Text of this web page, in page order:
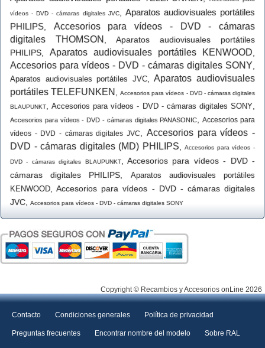
vídeos - DVD - cámaras digitales JVC, Aparatos audiovisuales portátiles
PHILIPS
Accesorios para vídeos - DVD - cámaras
digitales THOMSON
Aparatos audiovisuales portátiles
PHILIPS
Aparatos audiovisuales portátiles KENWOOD
Accesorios para vídeos - DVD - cámaras digitales SONY
Aparatos audiovisuales portátiles JVC,Aparatos audiovisuales
portátiles TELEFUNKEN
,Accesorios para vídeos - DVD - cámaras digitales
BLAUPUNKT ,Accesorios para vídeos - DVD - cámaras digitales SONY
Accesorios para vídeos - DVD - cámaras digitales PANASONIC ,Accesorios para
vídeos - DVD - cámaras digitales JVC
Accesorios para vídeos -
DVD - cámaras digitales (MD) PHILIPS ,Accesorios para vídeos -
DVD - cámaras digitales BLAUPUNKT,Accesorios para vídeos - DVD -
cámaras digitales PHILIPS
Aparatos audiovisuales portátiles
KENWOOD ,Accesorios para vídeos - DVD - cámaras digitales
JVC
Accesorios para vídeos - DVD - cámaras digitales SONY
Copyright © Recambios y Accesorios onLine 2026
Contacto Condiciones generales Política de privacidad
Preguntas frecuentes Encontrar nombre del modelo Sobre RAL